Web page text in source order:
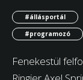
#állásportál
#programozó
Fenekestül